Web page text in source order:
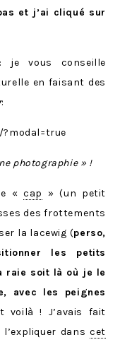
et j’ai cliqué sur
je vous conseille
en faisant des
:
photographie » !
«cap
» (un petit
des frottements
la lacewig (perso,
les petits
raie soit là où je le
avec les peignes
voilà ! J’avais fait
l’expliquer danscet